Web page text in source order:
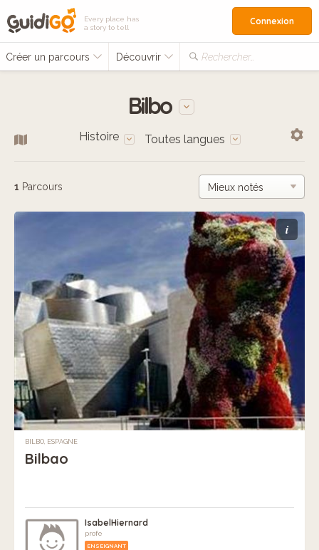
Every place has
a story to tell
Créer un parcours Découvrir Rechercher…
Connexion
Bilbo
Histoire Toutes langues
1 Parcours
i
BILBO, ESPAGNE
Bilbao
IsabelHiernard
profe
ENSEIGNANT